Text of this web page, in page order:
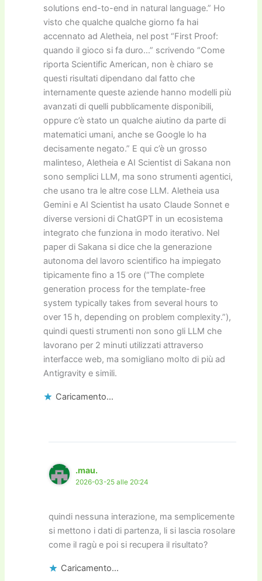
solutions end-to-end in natural language.” Ho
visto che qualche qualche giorno fa hai
accennato ad Aletheia, nel post “First Proof:
quando il gioco si fa duro…” scrivendo “Come
riporta Scientific American, non è chiaro se
questi risultati dipendano dal fatto che
internamente queste aziende hanno modelli più
avanzati di quelli pubblicamente disponibili,
oppure c’è stato un qualche aiutino da parte di
matematici umani, anche se Google lo ha
decisamente negato.” E qui c’è un grosso
malinteso, Aletheia e AI Scientist di Sakana non
sono semplici LLM, ma sono strumenti agentici,
che usano tra le altre cose LLM. Aletheia usa
Gemini e AI Scientist ha usato Claude Sonnet e
diverse versioni di ChatGPT in un ecosistema
integrato che funziona in modo iterativo. Nel
paper di Sakana si dice che la generazione
autonoma del lavoro scientifico ha impiegato
tipicamente fino a 15 ore (“The complete
generation process for the template-free
system typically takes from several hours to
over 15 h, depending on problem complexity.”),
quindi questi strumenti non sono gli LLM che
lavorano per 2 minuti utilizzati attraverso
interfacce web, ma somigliano molto di più ad
Antigravity e simili.
Caricamento...
.mau.
2026-03-25 alle 20:24
quindi nessuna interazione, ma semplicemente
si mettono i dati di partenza, li si lascia rosolare
come il ragù e poi si recupera il risultato?
Caricamento...